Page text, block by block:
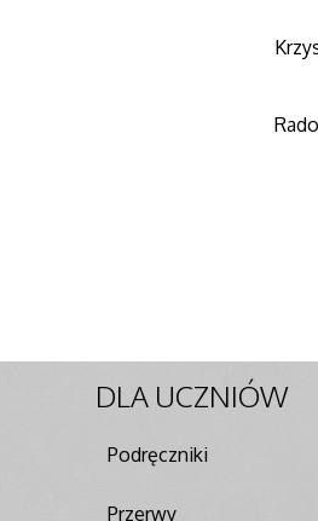
DLA UCZNIÓW
Podręczniki
Przerwy